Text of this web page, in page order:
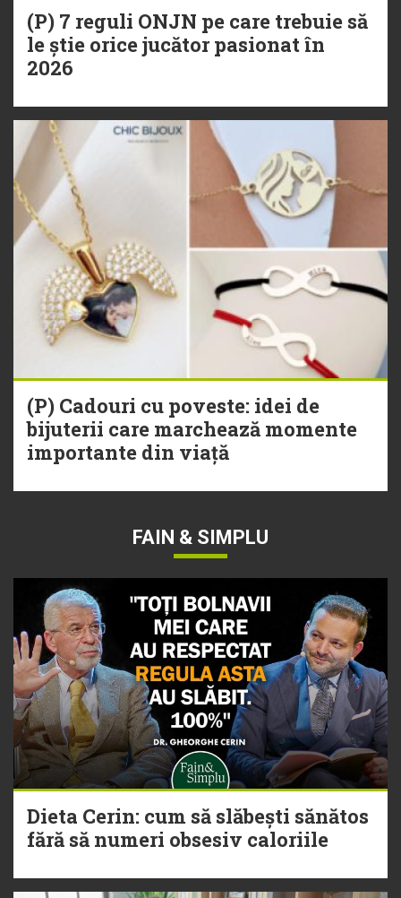
(P) 7 reguli ONJN pe care trebuie să
le știe orice jucător pasionat în
2026
(P) Cadouri cu poveste: idei de
bijuterii care marchează momente
importante din viață
FAIN & SIMPLU
Dieta Cerin: cum să slăbești sănătos
fără să numeri obsesiv caloriile